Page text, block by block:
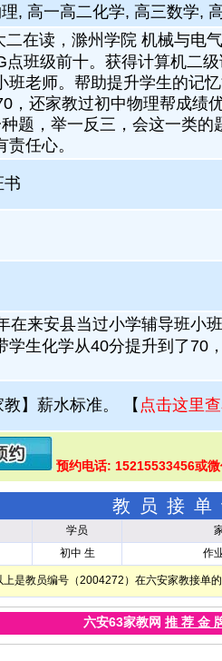
, 高一高二化学, 高三数学,
二在读，滁州学院 机械与电
点班级前十。获得计算机二
班老师。帮助提升学生的记
，还家教过初中物理帮成绩
题，举一反三，会这一类
任心。
书
在来安县当过小学辅导班小
学生化学从40分提升到了70
】薪水标准。 【 点击这里
预约电话: 15215533456或
教员接单
学员
初中 生 作
是教员编号（2004272）在六安家教接单
六安63家教网 推 荐 金